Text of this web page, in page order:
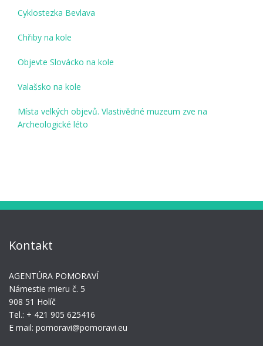
Cyklostezka Bevlava
Chřiby na kole
Objevte Slovácko na kole
Valašsko na kole
Místa velkých objevů. Vlastivědné muzeum zve na
Archeologické léto
Kontakt
AGENTÚRA POMORAVÍ
Námestie mieru č. 5
908 51 Holíč
Tel.: + 421 905 625416
E mail: pomoravi@pomoravi.eu